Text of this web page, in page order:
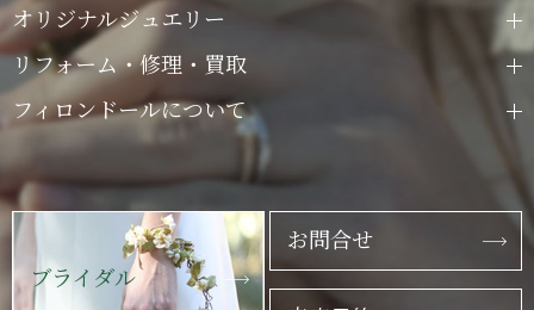
オリジナルジュエリー
リフォーム・修理・買取
フィロンドールについて
ブライダル
お問合せ